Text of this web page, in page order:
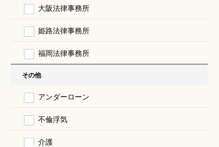
大阪法律事務所
姫路法律事務所
福岡法律事務所
その他
アンダーローン
不倫浮気
介護